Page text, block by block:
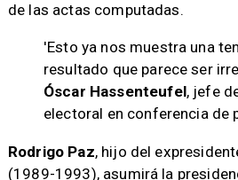
de las actas computadas.
'Esto ya nos muestra una
resultado que parece ser
Óscar Hassenteufel, jefe
electoral en conferencia de
Rodrigo Paz, hijo del
(1989-1993), asumirá la